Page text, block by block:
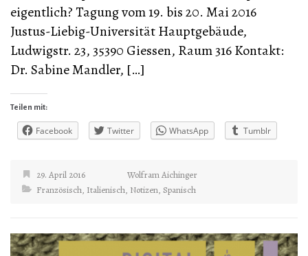
eigentlich? Tagung vom 19. bis 20. Mai 2016
Justus-Liebig-Universität Hauptgebäude,
Ludwigstr. 23, 35390 Giessen, Raum 316 Kontakt:
Dr. Sabine Mandler, […]
Teilen mit:
Facebook Twitter WhatsApp Tumblr
29. April 2016
Wolfram Aichinger
Französisch, Italienisch, Notizen, Spanisch